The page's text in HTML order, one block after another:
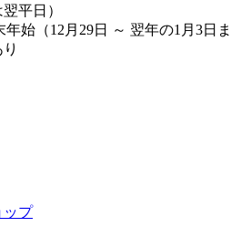
平日）
年始（12月29日 ～ 翌年の1月3日ま
ップ